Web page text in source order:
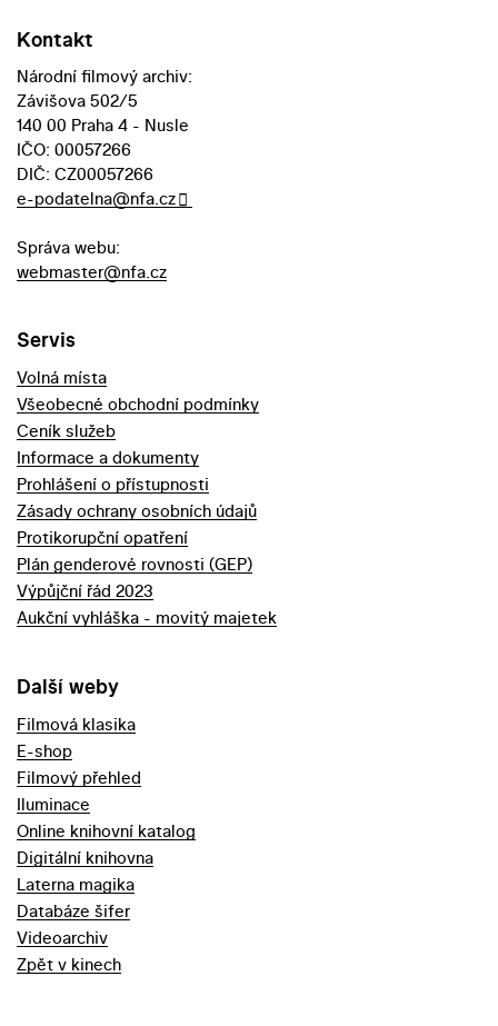
Kontakt
Národní filmový archiv:
Závišova 502/5
140 00 Praha 4 - Nusle
IČO: 00057266
DIČ: CZ00057266
e-podatelna@nfa.cz
Správa webu:
webmaster@nfa.cz
Servis
Volná místa
Všeobecné obchodní podmínky
Ceník služeb
Informace a dokumenty
Prohlášení o přístupnosti
Zásady ochrany osobních údajů
Protikorupční opatření
Plán genderové rovnosti (GEP)
Výpůjční řád 2023
Aukční vyhláška - movitý majetek
Další weby
Filmová klasika
E-shop
Filmový přehled
Iluminace
Online knihovní katalog
Digitální knihovna
Laterna magika
Databáze šifer
Videoarchiv
Zpět v kinech